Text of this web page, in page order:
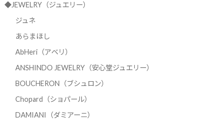
◆JEWELRY（ジュエリー）
ジュネ
あらまほし
AbHeri（アベリ）
ANSHINDO JEWELRY（安心堂ジュエリー）
BOUCHERON（ブシュロン）
Chopard（ショパール）
DAMIANI（ダミアーニ）